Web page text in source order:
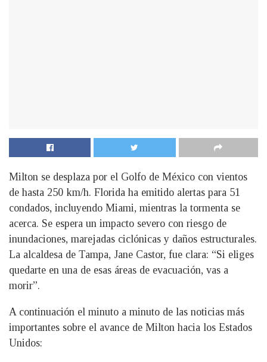
Milton se desplaza por el Golfo de México con vientos
de hasta 250 km/h. Florida ha emitido alertas para 51
condados, incluyendo Miami, mientras la tormenta se
acerca. Se espera un impacto severo con riesgo de
inundaciones, marejadas ciclónicas y daños estructurales.
La alcaldesa de Tampa, Jane Castor, fue clara: “Si eliges
quedarte en una de esas áreas de evacuación, vas a
morir”.
A continuación el minuto a minuto de las noticias más
importantes sobre el avance de Milton hacia los Estados
Unidos: